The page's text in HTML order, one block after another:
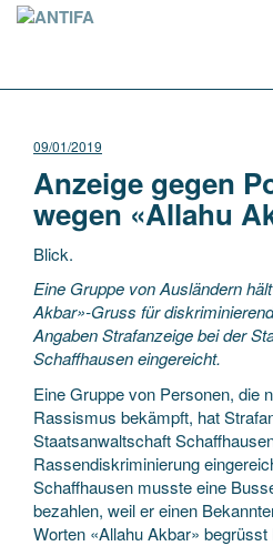
09/01/2019
Anzeige gegen
wegen «Allahu
Blick.
Eine Gruppe von Ausländern
Akbar»-Gruss für
Angaben Strafanzeige bei der
Schaffhausen eingereicht.
Eine Gruppe von Personen, die
Rassismus bekämpft, hat
Staatsanwaltschaft
Rassendiskriminierung
Schaffhausen musste eine
bezahlen, weil er einen
Worten «Allahu Akbar»